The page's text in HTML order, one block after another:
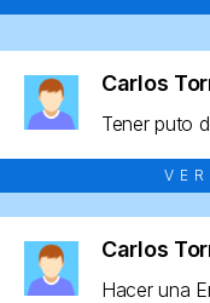
Carlos
Tener puto
Carlos
Hacer una